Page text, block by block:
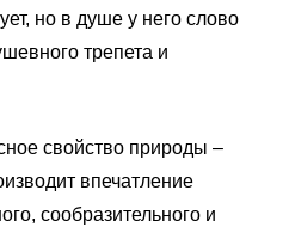
но в душе у него слово
трепета и
свойство природы –
впечатление
сообразительного и